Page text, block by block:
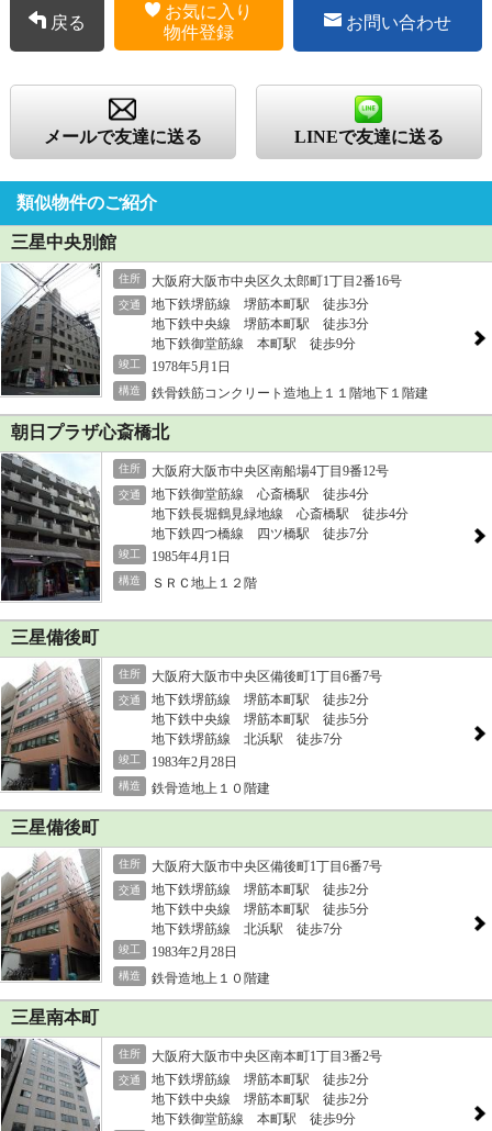
戻る
お気に入り
物件登録
お問い合わせ
メールで友達に送る LINEで友達に送る
類似物件のご紹介
三星中央別館
住所 大阪府大阪市中央区久太郎町1丁目2番16号
交通
地下鉄堺筋線 堺筋本町駅 徒歩3分
地下鉄中央線 堺筋本町駅 徒歩3分
地下鉄御堂筋線 本町駅 徒歩9分
竣工 1978年5月1日
構造 鉄骨鉄筋コンクリート造地上１１階地下１階建
朝日プラザ心斎橋北
住所 大阪府大阪市中央区南船場4丁目9番12号
交通
地下鉄御堂筋線 心斎橋駅 徒歩4分
地下鉄長堀鶴見緑地線 心斎橋駅 徒歩4分
地下鉄四つ橋線 四ツ橋駅 徒歩7分
竣工 1985年4月1日
構造 ＳＲＣ地上１２階
三星備後町
住所 大阪府大阪市中央区備後町1丁目6番7号
交通
地下鉄堺筋線 堺筋本町駅 徒歩2分
地下鉄中央線 堺筋本町駅 徒歩5分
地下鉄堺筋線 北浜駅 徒歩7分
竣工 1983年2月28日
構造 鉄骨造地上１０階建
三星備後町
住所 大阪府大阪市中央区備後町1丁目6番7号
交通
地下鉄堺筋線 堺筋本町駅 徒歩2分
地下鉄中央線 堺筋本町駅 徒歩5分
地下鉄堺筋線 北浜駅 徒歩7分
竣工 1983年2月28日
構造 鉄骨造地上１０階建
三星南本町
住所 大阪府大阪市中央区南本町1丁目3番2号
交通
地下鉄堺筋線 堺筋本町駅 徒歩2分
地下鉄中央線 堺筋本町駅 徒歩2分
地下鉄御堂筋線 本町駅 徒歩9分